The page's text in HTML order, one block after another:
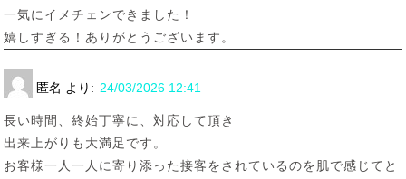
一気にイメチェンできました！
嬉しすぎる！ありがとうございます。
匿名 より: 24/03/2026 12:41
長い時間、終始丁寧に、対応して頂き
出来上がりも大満足です。
お客様一人一人に寄り添った接客をされているのを肌で感じてと